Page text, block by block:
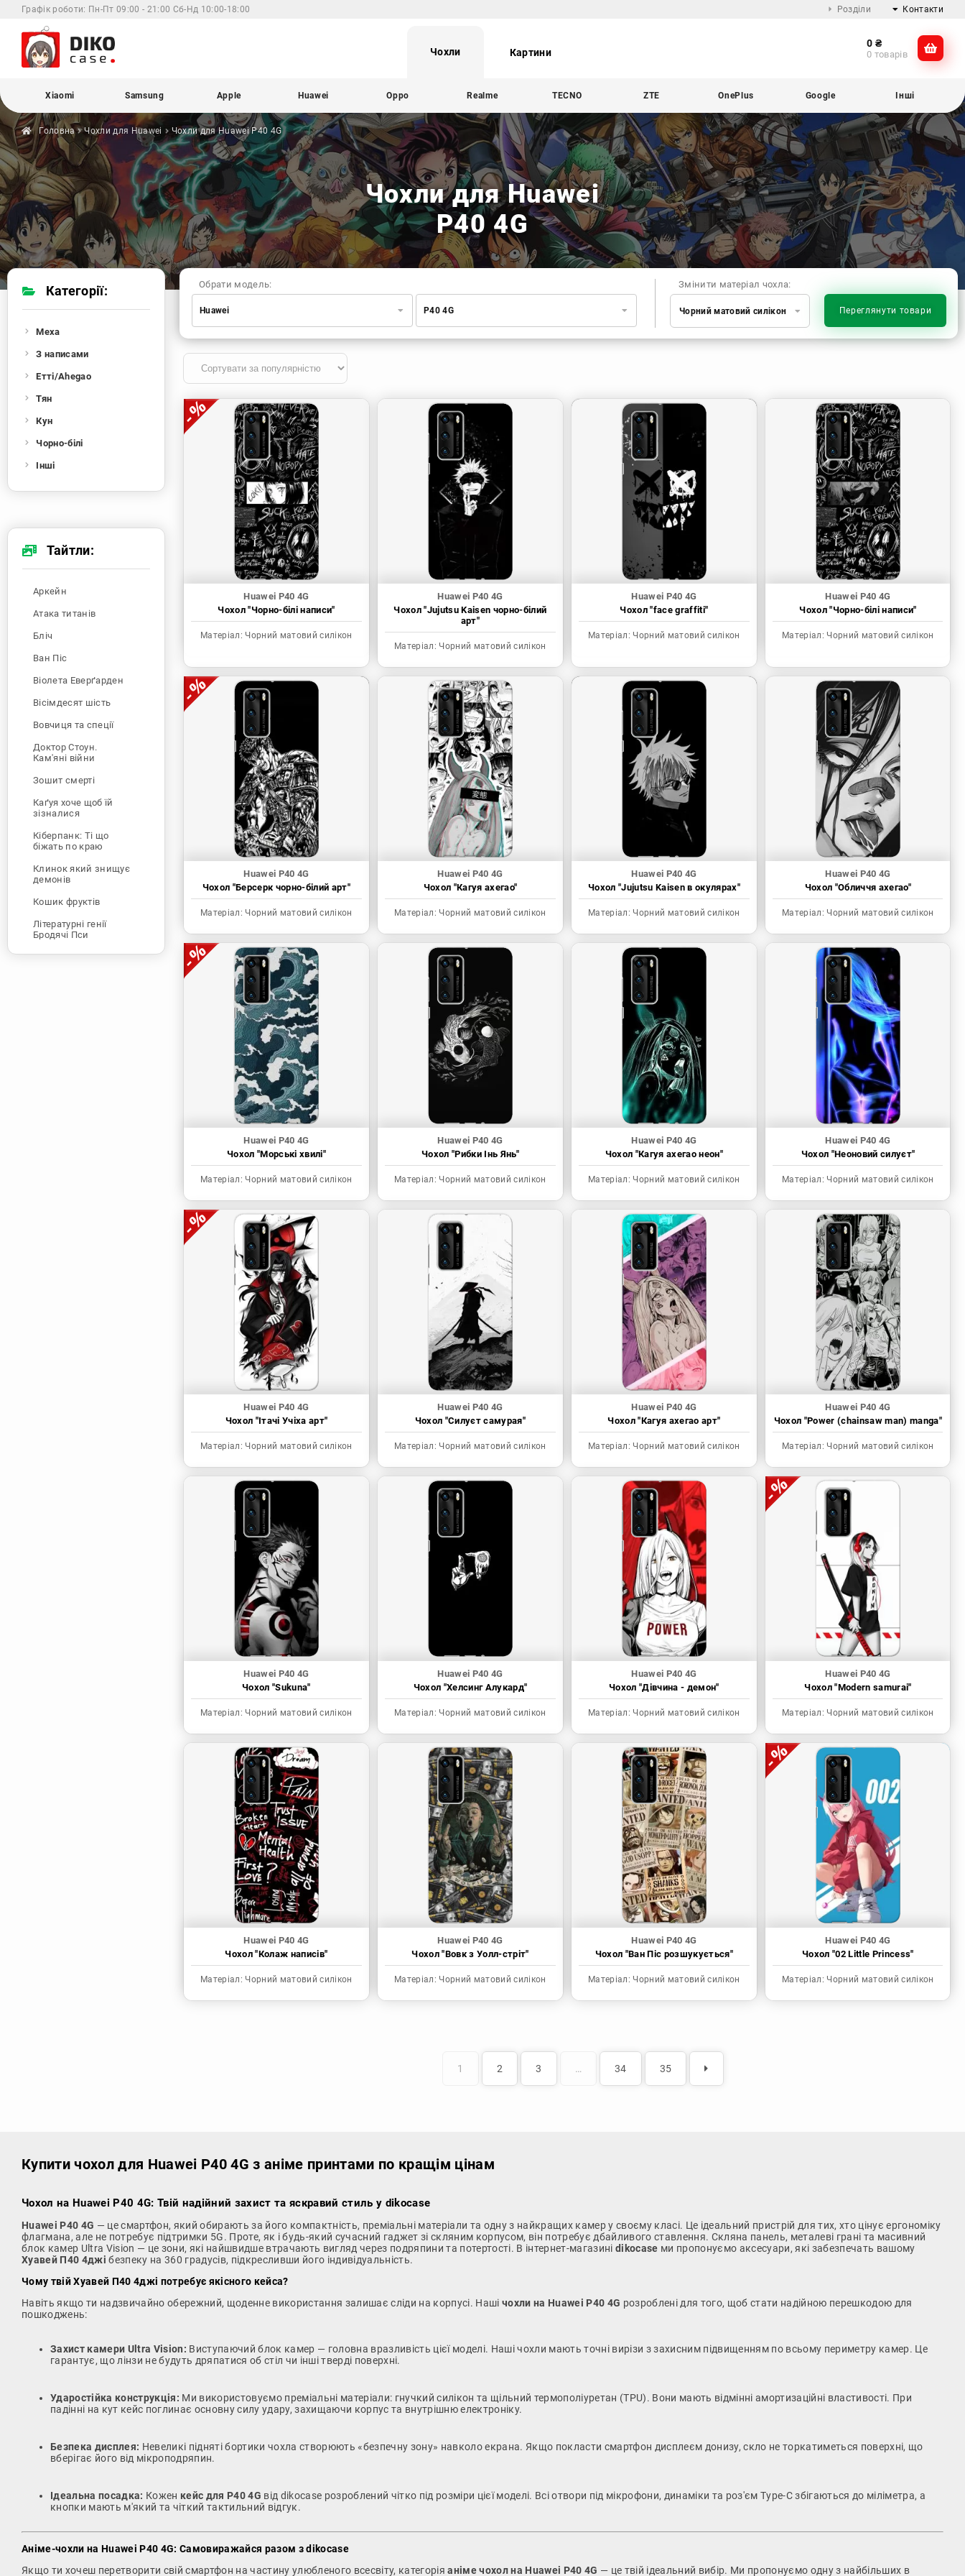
Графік роботи: Пн-Пт 09:00 - 21:00 Сб-Нд 10:00-18:00 Розділи Контакти
@dikocase
Чохли Картини
0 ₴
0 товарів
Xiaomi Samsung Apple Huawei Oppo Realme TECNO ZTE OnePlus Google Інші
Головна Чохли для Huawei Чохли для HuaweiP40 4G
Чохли для Huawei
P40 4G
Змінити матеріал чохла:
Чорний матовий силікон Переглянути товари
Обрати модель:
Huawei
Samsung
Huawei
Realme
TECNO
OnePlus
Google
Infinix
Sony
Motorola
P40 4G
Huawei P40 4G
Чохол "Чорно-білі написи"
Матеріал: Чорний матовий силікон
Huawei P40 4G
Чохол "Jujutsu Kaisen чорно-білий
арт"
Матеріал: Чорний матовий силікон
Huawei P40 4G
Чохол "face graffiti"
Матеріал: Чорний матовий силікон
Huawei P40 4G
Чохол "Чорно-білі написи"
Матеріал: Чорний матовий силікон
Huawei P40 4G
Чохол "Берсерк чорно-білий арт"
Матеріал: Чорний матовий силікон
Huawei P40 4G
Чохол "Кагуя ахегао"
Матеріал: Чорний матовий силікон
Huawei P40 4G
Чохол "Jujutsu Kaisen в окулярах"
Матеріал: Чорний матовий силікон
Huawei P40 4G
Чохол "Обличчя ахегао"
Матеріал: Чорний матовий силікон
Huawei P40 4G
Чохол "Морські хвилі"
Матеріал: Чорний матовий силікон
Huawei P40 4G
Чохол "Рибки Інь Янь"
Матеріал: Чорний матовий силікон
Huawei P40 4G
Чохол "Кагуя ахегао неон"
Матеріал: Чорний матовий силікон
Huawei P40 4G
Чохол "Неоновий силуєт"
Матеріал: Чорний матовий силікон
Huawei P40 4G
Чохол "Ітачі Учіха арт"
Матеріал: Чорний матовий силікон
Huawei P40 4G
Чохол "Силуєт самурая"
Матеріал: Чорний матовий силікон
Huawei P40 4G
Чохол "Кагуя ахегао арт"
Матеріал: Чорний матовий силікон
Huawei P40 4G
Чохол "Power (chainsaw man) manga"
Матеріал: Чорний матовий силікон
Huawei P40 4G
Чохол "Sukuna"
Матеріал: Чорний матовий силікон
Huawei P40 4G
Чохол "Хелсинг Алукард"
Матеріал: Чорний матовий силікон
Huawei P40 4G
Чохол "Дівчина - демон"
Матеріал: Чорний матовий силікон
Huawei P40 4G
Чохол "Modern samurai"
Матеріал: Чорний матовий силікон
Huawei P40 4G
Чохол "Колаж написів"
Матеріал: Чорний матовий силікон
Huawei P40 4G
Чохол "Вовк з Уолл-стріт"
Матеріал: Чорний матовий силікон
Huawei P40 4G
Чохол "Ван Піс розшукується"
Матеріал: Чорний матовий силікон
Huawei P40 4G
Чохол "02 Little Princess"
Матеріал: Чорний матовий силікон
1 2 3 … 34 35
Категорії:
Меха
З написами
Етті/Ahegao
Тян
Кун
Чорно-білі
Інші
Тайтли:
Аркейн
Атака титанів
Бліч
Ван Піс
Віолета Еверґарден
Вісімдесят шість
Вовчиця та спеції
Доктор Стоун.
Кам'яні війни
Зошит смерті
Каґуя хоче щоб їй
зізналися
Кіберпанк: Ті що
біжать по краю
Клинок який знищує
демонів
Кошик фруктів
Літературні генії
Бродячі Пси
Людина-бензопила
Купити чохол для Huawei P40 4G з аніме принтами по кращім цінам
Чохол на Huawei P40 4G: Твій надійний захист та яскравий стиль у dikocase
Huawei P40 4G — це смартфон, який обирають за його компактність, преміальні матеріали та одну з найкращих камер у своєму класі. Це ідеальний пристрій для тих, хто цінує ергономіку
флагмана, але не потребує підтримки 5G. Проте, як і будь-який сучасний гаджет зі скляним корпусом, він потребує дбайливого ставлення. Скляна панель, металеві грані та масивний
блок камер Ultra Vision — це зони, які найшвидше втрачають вигляд через подряпини та потертості. В інтернет-магазині dikocase ми пропонуємо аксесуари, які забезпечать вашому
Хуавей П40 4джі безпеку на 360 градусів, підкресливши його індивідуальність.
Чому твій Хуавей П40 4джі потребує якісного кейса?
Навіть якщо ти надзвичайно обережний, щоденне використання залишає сліди на корпусі. Наші чохли на Huawei P40 4G розроблені для того, щоб стати надійною перешкодою для
пошкоджень:
Захист камери Ultra Vision: Виступаючий блок камер — головна вразливість цієї моделі. Наші чохли мають точні вирізи з захисним підвищенням по всьому периметру камер. Це
гарантує, що лінзи не будуть дряпатися об стіл чи інші тверді поверхні.
Ударостійка конструкція: Ми використовуємо преміальні матеріали: гнучкий силікон та щільний термополіуретан (TPU). Вони мають відмінні амортизаційні властивості. При
падінні на кут кейс поглинає основну силу удару, захищаючи корпус та внутрішню електроніку.
Безпека дисплея: Невеликі підняті бортики чохла створюють «безпечну зону» навколо екрана. Якщо покласти смартфон дисплеєм донизу, скло не торкатиметься поверхні, що
вберігає його від мікроподряпин.
Ідеальна посадка: Кожен кейс для P40 4G від dikocase розроблений чітко під розміри цієї моделі. Всі отвори під мікрофони, динаміки та роз'єм Type-C збігаються до міліметра, а
кнопки мають м'який та чіткий тактильний відгук.
Аніме-чохли на Huawei P40 4G: Самовиражайся разом з dikocase
Якщо ти хочеш перетворити свій смартфон на частину улюбленого всесвіту, категоріяаніме чохол на Huawei P40 4G — це твій ідеальний вибір. Ми пропонуємо одну з найбільших в